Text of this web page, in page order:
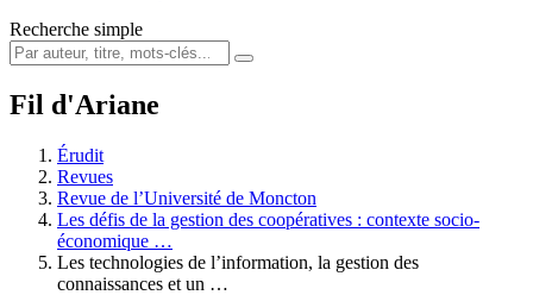
Recherche simple
Fil d'Ariane
Érudit
Revues
Revue de l’Université de Moncton
Les défis de la gestion des coopératives : contexte socio-
économique …
Les technologies de l’information, la gestion des
connaissances et un …